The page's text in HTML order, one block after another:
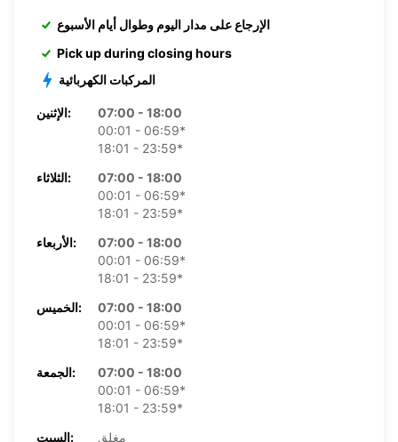
الإرجاع على مدار اليوم وطوال أيام الأسبوع
Pick up during closing hours
المركبات الكهربائية
الإثنين:
07:00 - 18:00
00:01 - 06:59*
18:01 - 23:59*
الثلاثاء:
07:00 - 18:00
00:01 - 06:59*
18:01 - 23:59*
الأربعاء:
07:00 - 18:00
00:01 - 06:59*
18:01 - 23:59*
الخميس:
07:00 - 18:00
00:01 - 06:59*
18:01 - 23:59*
الجمعة:
07:00 - 18:00
00:01 - 06:59*
18:01 - 23:59*
السبت:
مغلق